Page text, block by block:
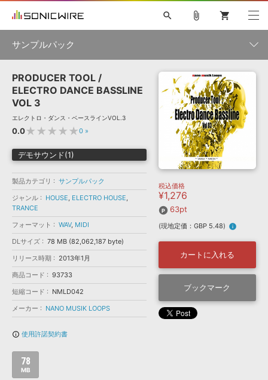
ソフト音源 »
プラグイン・エフェクト »
サンプルパック »
ソフトウェア／ツール »
DAW »
効果音 »
BGM »
キャンペーン »
ニュースレター »
SONICWIREブログ »
製品サポート情報 »
DTMガイド »
FAQ »
お問い合わせ »
音楽カード
楽曲配信流通 サービス
無償のサウンド管理ソフト
APS
search
初音ミク NT 鏡音リン・レン V4X 巡音ルカ V4X
MEIKO V3
KAITO V3
VOCALOID TOONTRACK
SPITFIRE AUDIO
ライセンスフリーBGM
サンプルパックを試そう
ボーカル抜き出し
DUBSTEP
MUTANT
ROUTER.FM
SONOCA
ソフト音源 プラグイン・エフェクト
ソフトウェア／ツール 効果音
attach_file shopping_cart
サンプルパック
製品一覧
ジャンル
メーカー
フォーマット
ランキング
PRODUCER TOOL /
ELECTRO DANCE BASSLINE
VOL 3
エレクトロ・ダンス・ベースラインVOL.3
0.0★★★★★0 »
デモサウンド(1)
製品カテゴリ
サンプルパック
ジャンル
HOUSE, ELECTRO HOUSE,
TRANCE
フォーマット
WAV, MIDI
DLサイズ
78 MB (82,062,187 byte)
リリース時期
2013年1月
商品コード
93733
短縮コード
NMLD042
メーカー
NANO MUSIK LOOPS
info_outline 使用許諾契約書
78
MB
税込価格
¥1,276
63pt
(現地定価：GBP 5.48) info
カートに入れる
ブックマーク